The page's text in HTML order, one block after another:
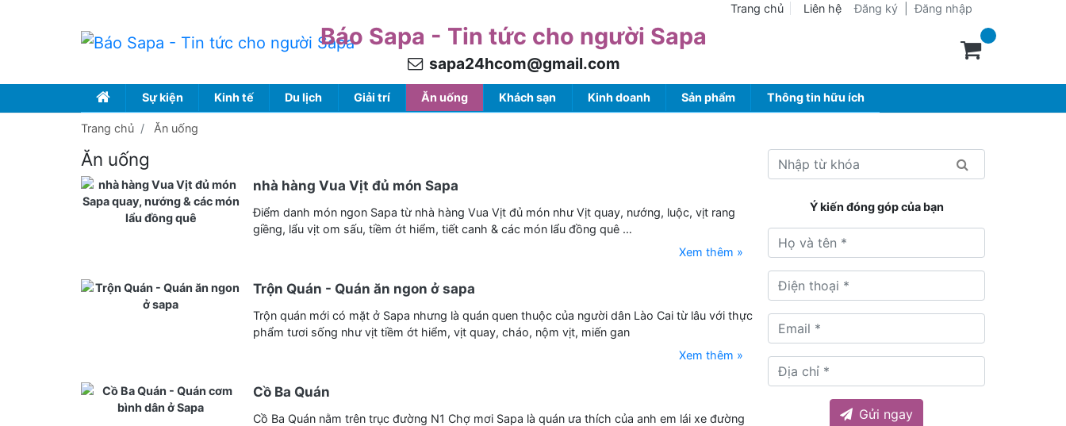
Trang chủ Liên hệ Đăng ký Đăng nhập
Báo Sapa - Tin tức cho người Sapa
sapa24hcom@gmail.com
Sự kiện Kinh tế Du lịch Giải trí Ăn uống Khách sạn Kinh doanh Sản phẩm Thông tin hữu ích
Trang chủ Ăn uống
Ăn uống
nhà hàng Vua Vịt đủ món Sapa
Điểm danh món ngon Sapa từ nhà hàng Vua Vịt đủ món như Vịt quay, nướng, luộc, vịt rang
giềng, lẩu vịt om sấu, tiềm ớt hiểm, tiết canh & các món lẩu đồng quê …
Xem thêm »
Trộn Quán - Quán ăn ngon ở sapa
Trộn quán mới có mặt ở Sapa nhưng là quán quen thuộc của người dân Lào Cai từ lâu với thực
phẩm tươi sống như vịt tiềm ớt hiểm, vịt quay, cháo, nộm vịt, miến gan
Xem thêm »
Cồ Ba Quán
Cồ Ba Quán nằm trên trục đường N1 Chợ mơi Sapa là quán ưa thích của anh em lái xe đường
Ý kiến đóng góp của bạn
Gửi ngay